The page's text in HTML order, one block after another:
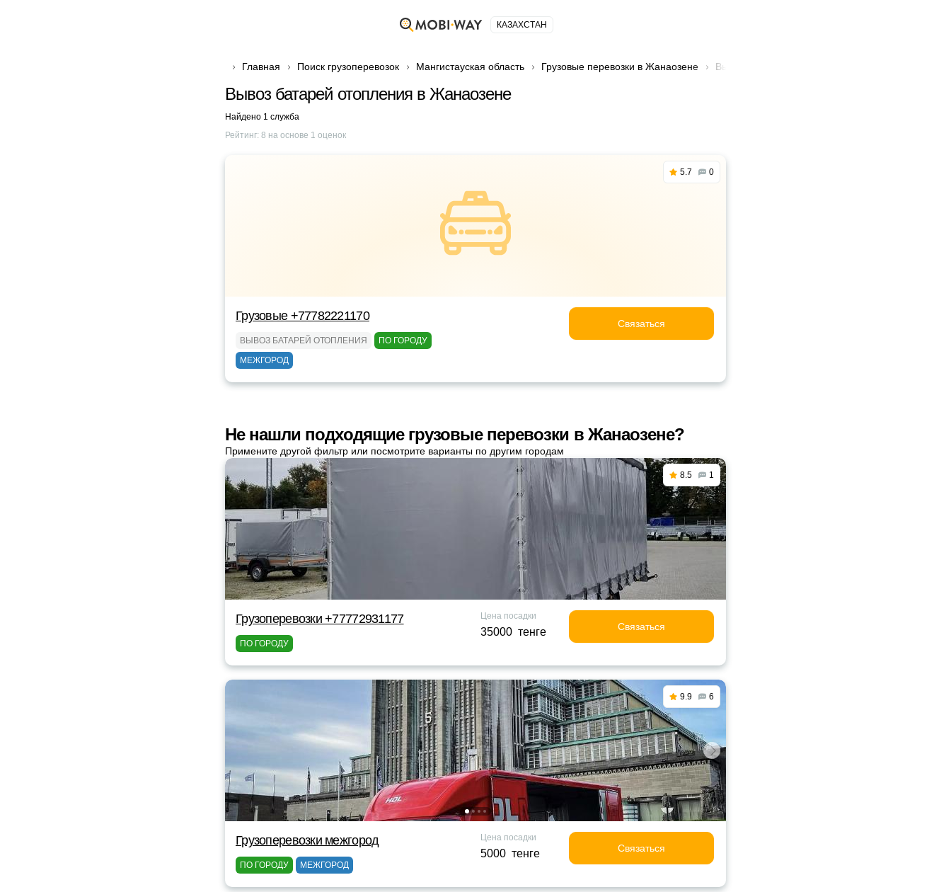
КАЗАХСТАН
Главная Поиск грузоперевозок Мангистауская область Грузовые перевозки в Жанаозене Вывоз мусора
Вывоз батарей отопления в Жанаозене
Найдено 1 служба
Рейтинг: 8 на основе 1 оценок
5.7 0
Грузовые +77782221170
ВЫВОЗ БАТАРЕЙ ОТОПЛЕНИЯ
ПО ГОРОДУ
МЕЖГОРОД
Связаться
Не нашли подходящие грузовые перевозки в Жанаозене?
Примените другой фильтр или посмотрите варианты по другим городам
8.5 1
Грузоперевозки +77772931177
ПО ГОРОДУ
Цена посадки
35000 тенге Связаться
9.9 6
Грузоперевозки межгород
ПО ГОРОДУ МЕЖГОРОД
Цена посадки
5000 тенге Связаться